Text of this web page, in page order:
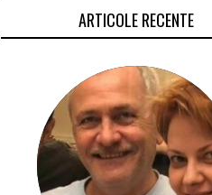
ARTICOLE RECENTE